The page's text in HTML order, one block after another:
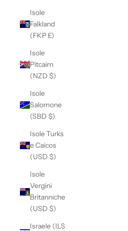
Isole
Falkland
(FKP £)
Isole
Pitcairn
(NZD $)
Isole
Salomone
(SBD $)
Isole Turks
e Caicos
(USD $)
Isole
Vergini
Britanniche
(USD $)
Israele (ILS